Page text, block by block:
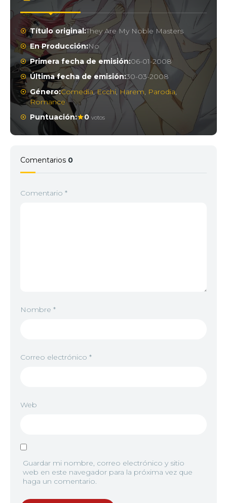
Título original:They Are My Noble Masters
En Producción:No
Primera fecha de emisión:06-01-2008
Última fecha de emisión:30-03-2008
Género:Comedia,Ecchi,Harem, Parodia,
Romance
Puntuación:
0 votos
Comentarios 0
Comentario *
Nombre *
Correo electrónico *
Web
Guardar mi nombre, correo electrónico y sitio
web en este navegador para la próxima vez que
haga un comentario.